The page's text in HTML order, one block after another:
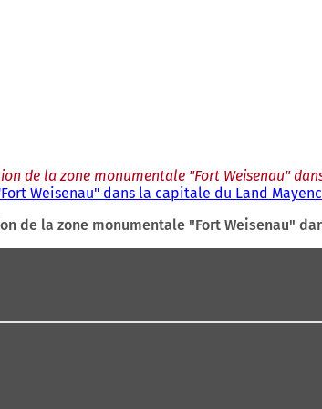
de la zone monumentale "Fort Weisenau"
Weisenau" dans la capitale du Land
de la zone monumentale "Fort Weisenau"